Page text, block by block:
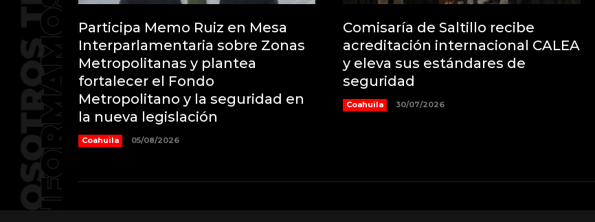
Participa Memo Ruiz en Mesa
Interparlamentaria sobre Zonas
Metropolitanas y plantea
fortalecer el Fondo
Metropolitano y la seguridad en
la nueva legislación
Coahuila 05/08/2026
Comisaría de Saltillo recibe
acreditación internacional CALEA
y eleva sus estándares de
seguridad
Coahuila 30/07/2026